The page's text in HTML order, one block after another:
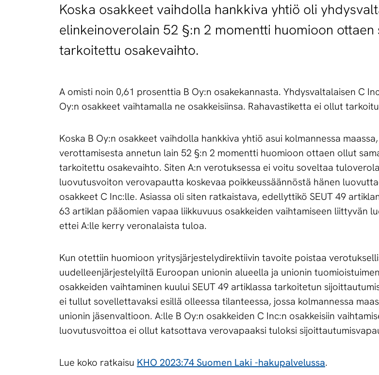
Koska osakkeet vaihdolla hankkiva yhtiö oli
elinkeinoverolain 52 §:n 2 momentti huomioon
tarkoitettu osakevaihto.
A omisti noin 0,61 prosenttia B Oy:n osakekannasta. Yhdysvaltalaisen C
Oy:n osakkeet vaihtamalla ne osakkeisiinsa. Rahavastiketta ei ollut
Koska B Oy:n osakkeet vaihdolla hankkiva yhtiö asui kolmannessa
verottamisesta annetun lain 52 §:n 2 momentti huomioon ottaen ollut
tarkoitettu osakevaihto. Siten A:n verotuksessa ei voitu soveltaa
luovutusvoiton verovapautta koskevaa poikkeussäännöstä hänen
osakkeet C Inc:lle. Asiassa oli siten ratkaistava, edellyttikö SEUT 49
63 artiklan pääomien vapaa liikkuvuus osakkeiden vaihtamiseen liittyvän
ettei A:lle kerry veronalaista tuloa.
Kun otettiin huomioon yritysjärjestelydirektiivin tavoite poistaa
uudelleenjärjestelyiltä Euroopan unionin alueella ja unionin
osakkeiden vaihtaminen kuului SEUT 49 artiklassa tarkoitetun
ei tullut sovellettavaksi esillä olleessa tilanteessa, jossa kolmannessa
unionin jäsenvaltioon. A:lle B Oy:n osakkeiden C Inc:n osakkeisiin
luovutusvoittoa ei ollut katsottava verovapaaksi tuloksi
Lue koko ratkaisu KHO 2023:74 Suomen Laki -hakupalvelussa.